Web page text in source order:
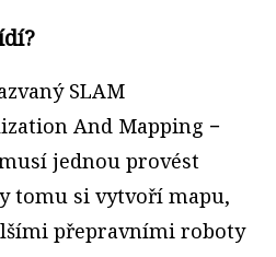
SLAM
And Mapping −
jednou provést
tomu si vytvoří mapu,
přepravními roboty